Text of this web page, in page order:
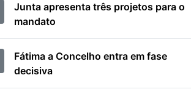
Junta apresenta três projetos para o
mandato
Fátima a Concelho entra em fase
decisiva